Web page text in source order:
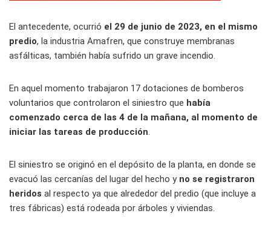
El antecedente, ocurrió el 29 de junio de 2023, en el mismo
predio, la industria Amafren, que construye membranas
asfálticas, también había sufrido un grave incendio.
En aquel momento trabajaron 17 dotaciones de bomberos
voluntarios que controlaron el siniestro que había
comenzado cerca de las 4 de la mañana, al momento de
iniciar las tareas de producción
El siniestro se originó en el depósito de la planta, en donde se
evacuó las cercanías del lugar del hecho y no se registraron
heridos al respecto ya que alrededor del predio (que incluye a
tres fábricas) está rodeada por árboles y viviendas.